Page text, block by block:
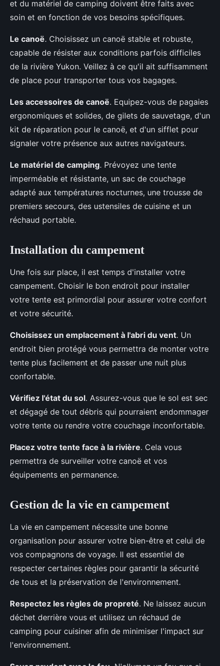
et du matériel de camping doivent être faits avec
soin et en fonction de vos besoins spécifiques.
Le canoë. Choisissez un canoë stable et robuste,
capable de résister aux conditions parfois difficiles
de la rivière Yukon. Veillez à ce qu'il ait suffisamment
de place pour transporter tous vos bagages.
Les accessoires de canoë. Equipez-vous de pagaies
ergonomiques et solides, de gilets de sauvetage, d'un
kit de réparation pour le canoë, et d'un sifflet pour
signaler votre présence aux autres navigateurs.
Le matériel de camping. Prévoyez une tente
imperméable et résistante, un sac de couchage
adapté aux températures nocturnes, une trousse de
premiers secours, des ustensiles de cuisine et un
réchaud portable.
Installation du campement
Une fois sur place, il est temps d'installer votre
campement. Choisir le bon endroit pour installer
votre tente est primordial pour assurer votre confort
et votre sécurité.
Choisissez un emplacement à l'abri du vent. Un
endroit bien protégé vous permettra de monter votre
tente plus facilement et de passer une nuit plus
confortable.
Vérifiez l'état du sol. Assurez-vous que le sol est sec
et dégagé de tout débris qui pourraient endommager
votre tente ou rendre votre couchage inconfortable.
Placez votre tente face à la rivière. Cela vous
permettra de surveiller votre canoë et vos
équipements en permanence.
Gestion de la vie en campement
La vie en campement nécessite une bonne
organisation pour assurer votre bien-être et celui de
vos compagnons de voyage. Il est essentiel de
respecter certaines règles pour garantir la sécurité
de tous et la préservation de l'environnement.
Respectez les règles de propreté. Ne laissez aucun
déchet derrière vous et utilisez un réchaud de
camping pour cuisiner afin de minimiser l'impact sur
l'environnement.